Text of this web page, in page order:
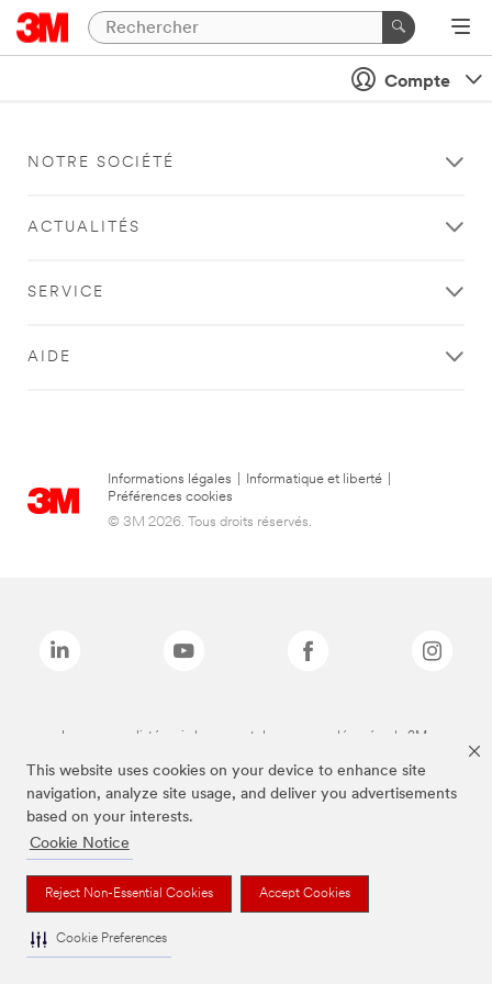
This website uses cookies on your device to enhance site
navigation, analyze site usage, and deliver you advertisements
based on your interests.
Cookie Notice
Reject Non-Essential Cookies Accept Cookies
Cookie Preferences
Compte
NOTRE SOCIÉTÉ
ACTUALITÉS
SERVICE
AIDE
Informations légales Informatique et liberté
Préférences cookies
© 3M 2026. Tous droits réservés.
Les marques listées ci-dessus sont des marques déposées de 3M.